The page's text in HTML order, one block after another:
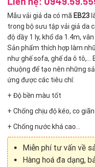
Mẫu vải giả da có mã EB23
trong bộ sưu tập vải giả da
độ dầy 1 ly, khổ da 1.4m,
Sản phẩm thích hợp làm
như ghế sofa, ghế da ô tô,…
chuộng để tạo nên những
ứng được các tiêu chí:
+ Độ bền màu tốt
+ Chống chịu độ kéo, co
+ Chống nước khá cao…
Miễn phí tư vấn về
Hàng hoá đa dạng,